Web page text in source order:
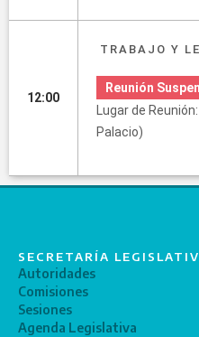
12:00
TRABAJO Y
Reunión
Lugar de
Palacio)
SECRETARÍA
Autoridades
Comisiones
Sesiones
Agenda Legislativa